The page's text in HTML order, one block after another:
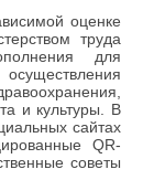
оценке
труда
для
и культуры. В
сайтах
QR-
советы